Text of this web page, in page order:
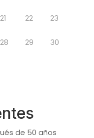
21 22 23
28 29 30
de 50 años